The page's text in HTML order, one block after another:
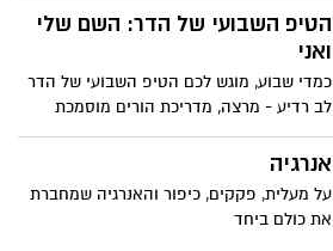
ווד. בשיחה חשובה על מציאת בסיס משותף,
ווד מציג את המקרה שאנחנו יכולים לבנות
בטקטיות ובמחשבה עם רעיונות שנויים
במחלוקת ופרספקטיבות לא מוכרות. "כוונון
החוצה של נקודות מבט מנוגדות לא גורם להן
להסתלק", אומר ווד. "כדי להשיג התקדמות
מול מצבי מצוקה, אנחנו צריכים מחויבות
אמיתית כדי להשיג הבנה עמוקה יותר של
הטיפ השבועי של הדר: השם שלי
ואני
כמדי שבוע, מוגש לכם הטיפ השבועי של הדר
לב רדיע - מרצה, מדריכת הורים מוסמכת
ובעלת 'גן הדרה בגדרה. מוזמנים לקבל כלים
להתמודדות עם האתגרים היום יומיים
אנרגיה
על מעלית, פקקים, כיפור והאנרגיה שמחברת
את כולם ביחד